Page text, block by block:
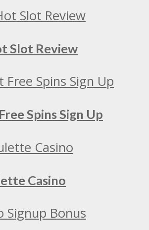
Slot Review
Spins Sign Up
Casino